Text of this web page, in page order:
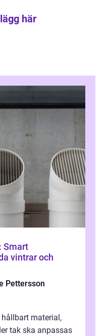
här
Smart
vintrar och
Pettersson
material,
tak ska anpassas